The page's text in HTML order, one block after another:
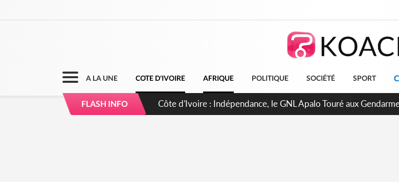
A LA UNE COTE D'IVOIRE AFRIQUE POLITIQUE SOCIÉTÉ SPORT
FLASH INFO
Sierra Leone : Un projet de réforme constitutionnelle en